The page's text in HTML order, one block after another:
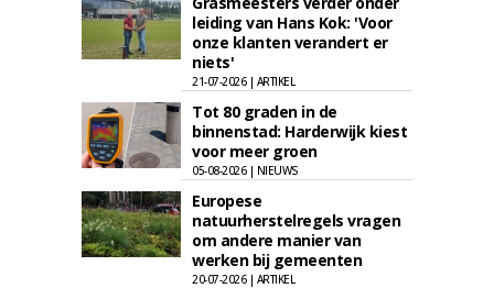
leiding van Hans Kok: 'Voor
onze klanten verandert er
niets'
21-07-2026 | ARTIKEL
Tot 80 graden in de
binnenstad: Harderwijk kiest
voor meer groen
05-08-2026 | NIEUWS
Europese
natuurherstelregels vragen
om andere manier van
werken bij gemeenten
20-07-2026 | ARTIKEL